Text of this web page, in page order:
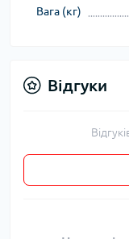
Вага (кг)
Відгуки